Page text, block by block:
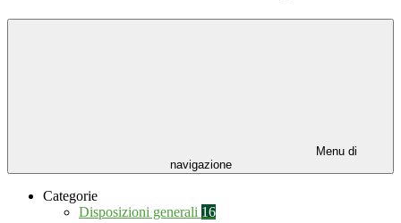
Menu di
navigazione
Categorie
Disposizioni generali 16